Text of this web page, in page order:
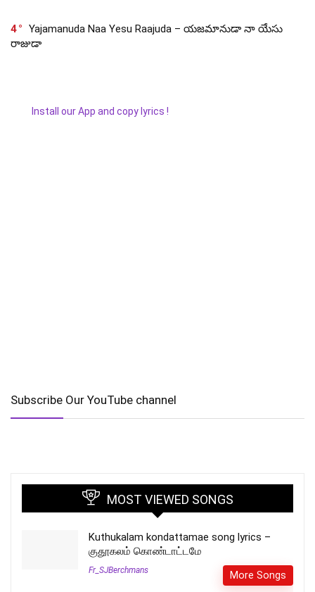
4
Yajamanuda Naa Yesu Raajuda – యజమానుడా నా యేసు
రాజుడా
Install our App and copy lyrics !
Subscribe Our YouTube channel
MOST VIEWED SONGS
Kuthukalam kondattamae song lyrics –
குதூகலம் கொண்டாட்டமே
Fr_SJBerchmans More Songs